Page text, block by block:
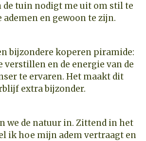
de tuin nodigt me uit om stil te
ademen en gewoon te zijn.
bijzondere koperen piramide:
verstillen en de energie van de
te ervaren. Het maakt dit
extra bijzonder.
we de natuur in. Zittend in het
ik hoe mijn adem vertraagt en